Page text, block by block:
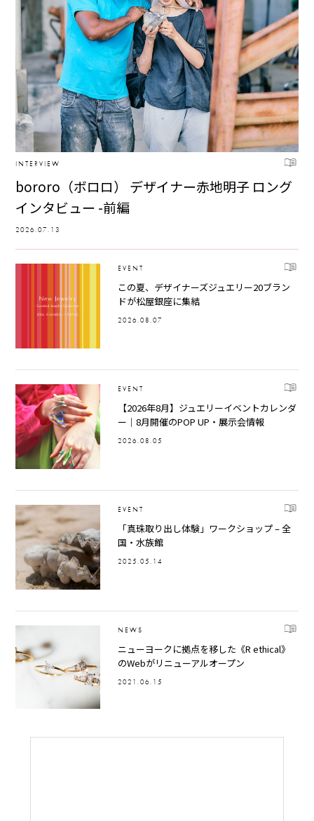
INTERVIEW
bororo（ボロロ） デザイナー赤地明子 ロング
インタビュー -前編
2026.07.13
EVENT
この夏、デザイナーズジュエリー20ブラン
ドが松屋銀座に集結
2026.08.07
EVENT
【2026年8月】ジュエリーイベントカレンダ
ー｜8月開催のPOP UP・展示会情報
2026.08.05
EVENT
「真珠取り出し体験」ワークショップ – 全
国・水族館
2025.05.14
NEWS
ニューヨークに拠点を移した《R ethical》
のWebがリニューアルオープン
2021.06.15